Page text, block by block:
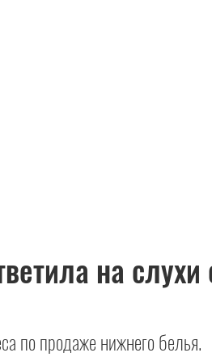
на слухи
по продаже нижнего белья.